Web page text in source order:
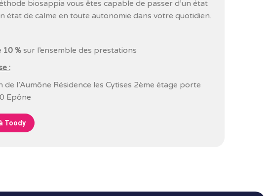
biosappia vous êtes capable de passer d’un état
état de calme en toute autonomie dans votre quotidien.
10 %sur l’ensemble des prestations
:
de l’Aumône Résidence les Cytises 2ème étage porte
Epône
Toody